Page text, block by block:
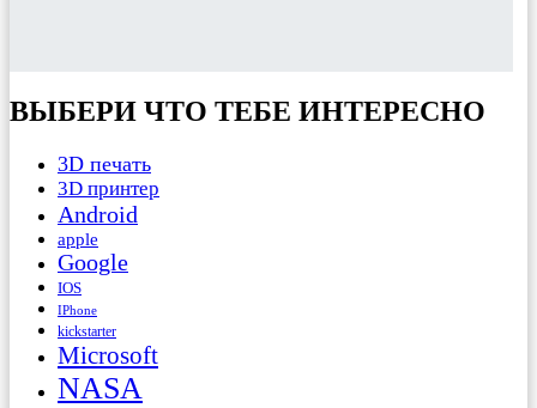
ВЫБЕРИ ЧТО ТЕБЕ ИНТЕРЕСНО
3D печать
3D принтер
Android
apple
Google
IOS
IPhone
kickstarter
Microsoft
NASA